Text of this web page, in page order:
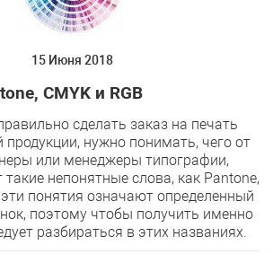
15 Июня 2018
CMYK и RGB
сделать заказ на печать
продукции, нужно понимать, чего от
или менеджеры типографии,
такие непонятные слова, как Pantone,
эти понятия означают определенный
поэтому чтобы получить именно
разбираться в этих названиях.